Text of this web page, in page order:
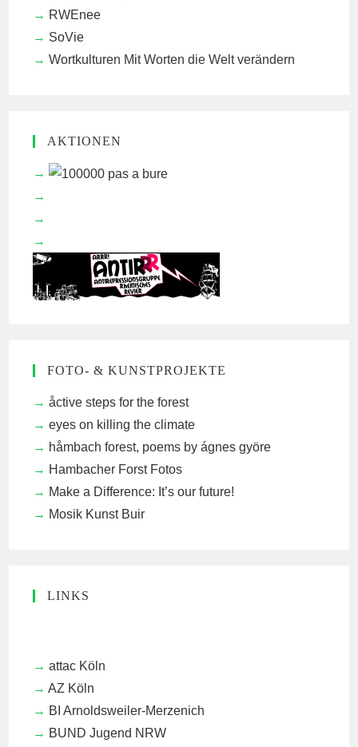
RWEnee
SoVie
Wortkulturen Mit Worten die Welt verändern
AKTIONEN
FOTO- & KUNSTPROJEKTE
åctive steps for the forest
eyes on killing the climate
håmbach forest, poems by ágnes györe
Hambacher Forst Fotos
Make a Difference: It’s our future!
Mosik Kunst Buir
LINKS
attac Köln
AZ Köln
BI Arnoldsweiler-Merzenich
BUND Jugend NRW